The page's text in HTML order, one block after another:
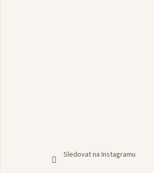
Sledovat na Instagramu